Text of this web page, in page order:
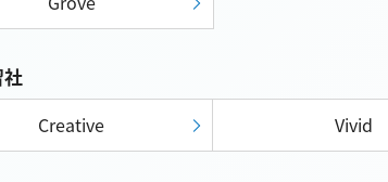
Creative Vivid